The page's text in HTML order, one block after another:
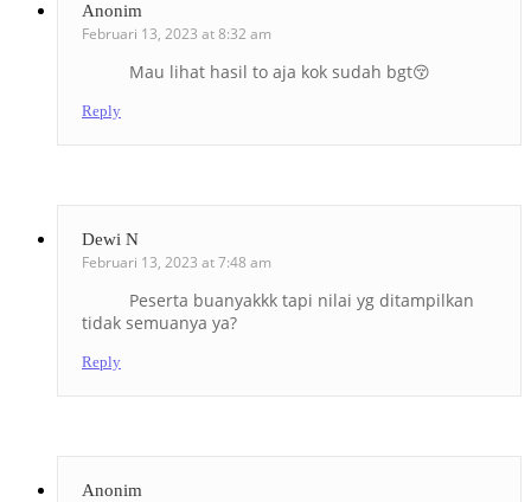
Anonim
Februari 13, 2023 at 8:32 am
Mau lihat hasil to aja kok sudah bgt😚
Reply
Dewi N
Februari 13, 2023 at 7:48 am
Peserta buanyakkk tapi nilai yg ditampilkan
tidak semuanya ya?
Reply
Anonim